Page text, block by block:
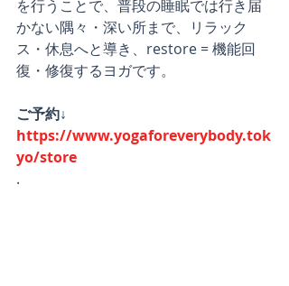
を行うことで、普段の睡眠では行き届
かない隅々・深い所まで、リラック
ス・休息へと導き、restore = 機能回
復・修復するヨガです。
ご予約↓
https://www.yogaforeverybody.tok
yo/store
.